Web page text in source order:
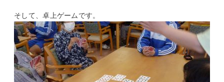
そして、卓上ゲームです。